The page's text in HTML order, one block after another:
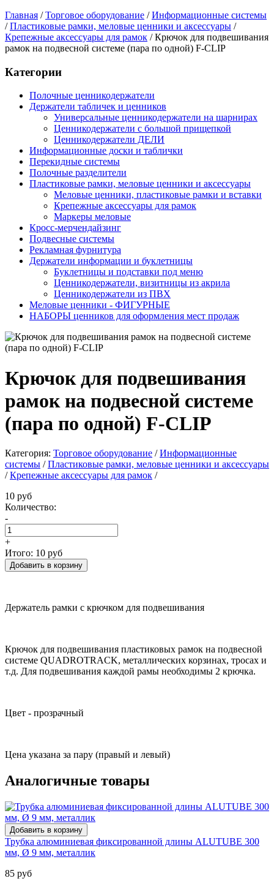
Главная / Торговое оборудование / Информационные системы
/ Пластиковые рамки, меловые ценники и аксессуары /
Крепежные аксессуары для рамок / Крючок для подвешивания
рамок на подвесной системе (пара по одной) F-CLIP
Категории
Полочные ценникодержатели
Держатели табличек и ценников
Универсальные ценникодержатели на шарнирах
Ценникодержатели с большой прищепкой
Ценникодержатели ДЕЛИ
Информационные доски и таблички
Перекидные системы
Полочные разделители
Пластиковые рамки, меловые ценники и аксессуары
Меловые ценники, пластиковые рамки и вставки
Крепежные аксессуары для рамок
Маркеры меловые
Кросс-мерчендайзинг
Подвесные системы
Рекламная фурнитура
Держатели информации и буклетницы
Буклетницы и подставки под меню
Ценникодержатели, визитницы из акрила
Ценникодержатели из ПВХ
Меловые ценники - ФИГУРНЫЕ
НАБОРЫ ценников для оформления мест продаж
Крючок для подвешивания
рамок на подвесной системе
(пара по одной) F-CLIP
Категория: Торговое оборудование / Информационные
системы / Пластиковые рамки, меловые ценники и аксессуары
/ Крепежные аксессуары для рамок /
10 руб
Количество:
-
+
Итого: 10 руб
Держатель рамки с крючком для подвешивания
Крючок для подвешивания пластиковых рамок на подвесной
системе QUADROTRACK, металлических корзинах, тросах и
т.д. Для подвешивания каждой рамы необходимы 2 крючка.
Цвет - прозрачный
Цена указана за пару (правый и левый)
Аналогичные товары
Трубка алюминиевая фиксированной длины ALUTUBE 300
мм, Ø 9 мм, металлик
85 руб